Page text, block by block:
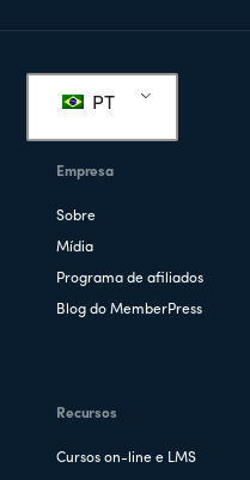
PT
Empresa
Sobre
Mídia
Programa de afiliados
Blog do MemberPress
Recursos
Cursos on-line e LMS